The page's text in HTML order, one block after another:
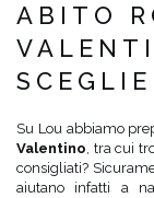
ABITO
Su Lou abbiamo
Valentino, tra cui
consigliati?
aiutano infatti a